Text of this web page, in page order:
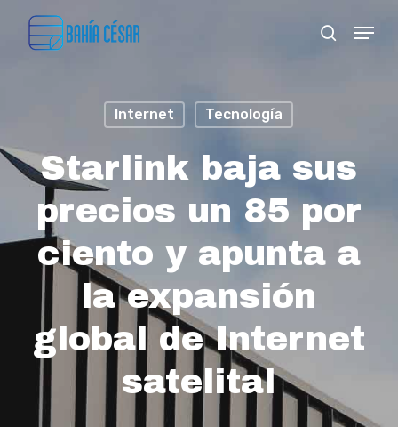
search
Menu
Internet Tecnología
Starlink baja sus
precios un 85 por
ciento y apunta a
la expansión
global de Internet
satelital